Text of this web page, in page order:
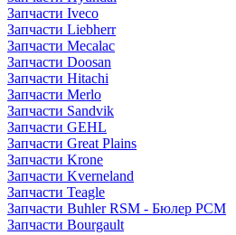
Запчасти Iveco
Запчасти Liebherr
Запчасти Mecalac
Запчасти Doosan
Запчасти Hitachi
Запчасти Merlo
Запчасти Sandvik
Запчасти GEHL
Запчасти Great Plains
Запчасти Krone
Запчасти Kverneland
Запчасти Teagle
Запчасти Buhler RSM - Бюлер РСМ
Запчасти Bourgault